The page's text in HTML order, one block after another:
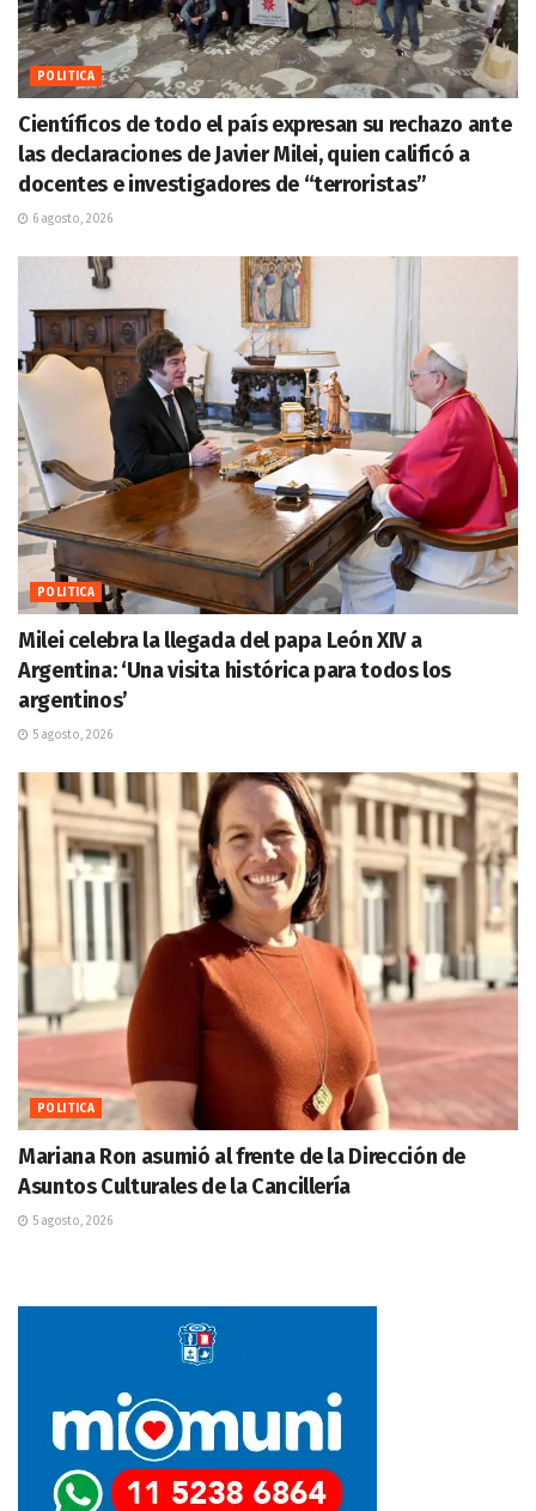
POLITICA
Científicos de todo el país expresan su rechazo ante
las declaraciones de Javier Milei, quien calificó a
docentes e investigadores de “terroristas”
6 agosto, 2026
POLITICA
Milei celebra la llegada del papa León XIV a
Argentina: ‘Una visita histórica para todos los
argentinos’
5 agosto, 2026
POLITICA
Mariana Ron asumió al frente de la Dirección de
Asuntos Culturales de la Cancillería
5 agosto, 2026